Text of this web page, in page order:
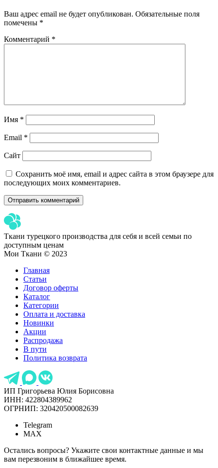
Ваш адрес email не будет опубликован. Обязательные поля
помечены *
Комментарий *
Имя *
Email *
Сайт
Сохранить моё имя, email и адрес сайта в этом браузере для
последующих моих комментариев.
Ткани турецкого производства для себя и всей семьи по
доступным ценам
Мои Ткани © 2023
Главная
Статьи
Договор оферты
Каталог
Категории
Оплата и доставка
Новинки
Акции
Распродажа
В пути
Политика возврата
ИП Григорьева Юлия Борисовна
ИНН: 422804389962
ОГРНИП: 320420500082639
Telegram
MAX
Остались вопросы? Укажите свои контактные данные и мы
вам перезвоним в ближайшее время.